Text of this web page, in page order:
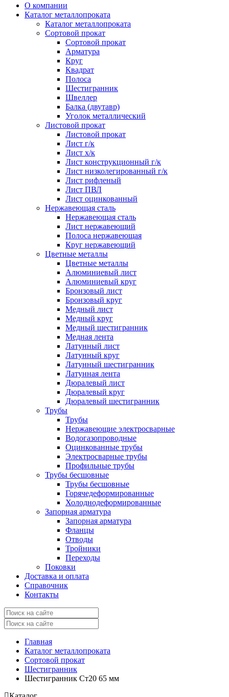
О компании
Каталог металлопроката
Каталог металлопроката
Сортовой прокат
Сортовой прокат
Арматура
Круг
Квадрат
Полоса
Шестигранник
Швеллер
Балка (двутавр)
Уголок металлический
Листовой прокат
Листовой прокат
Лист г/к
Лист х/к
Лист конструкционный г/к
Лист низколегированный г/к
Лист рифленый
Лист ПВЛ
Лист оцинкованный
Нержавеющая сталь
Нержавеющая сталь
Лист нержавеющий
Полоса нержавеющая
Круг нержавеющий
Цветные металлы
Цветные металлы
Алюминиевый лист
Алюминиевый круг
Бронзовый лист
Бронзовый круг
Медный лист
Медный круг
Медный шестигранник
Медная лента
Латунный лист
Латунный круг
Латунный шестигранник
Латунная лента
Дюралевый лист
Дюралевый круг
Дюралевый шестигранник
Трубы
Трубы
Нержавеющие электросварные
Водогазопроводные
Оцинкованные трубы
Электросварные трубы
Профильные трубы
Трубы бесшовные
Трубы бесшовные
Горячедеформированные
Холоднодеформированные
Запорная арматура
Запорная арматура
Фланцы
Отводы
Тройники
Переходы
Поковки
Доставка и оплата
Справочник
Контакты
Главная
Каталог металлопроката
Сортовой прокат
Шестигранник
Шестигранник Ст20 65 мм